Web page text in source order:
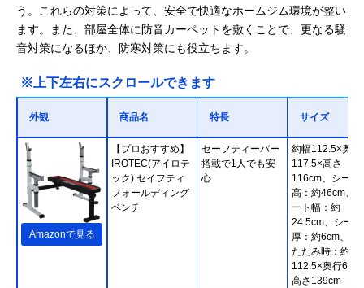
う。これらの対策によって、安全で快適なホームジム環境が整い
ます。また、部屋全体に防音カーペットを敷くことで、更なる騒
音対策になるほか、防寒対策にも役立ちます。
※上下左右にスクロールできます
外観 商品名 特長 サイズ
Amazonで見る
【プロおすすめ】
IROTEC(アイロテ
ック) セイフティ
フォールディング
ベンチ
セーフティーバー
搭載で1人でも安
心
約幅112.5×奥行
117.5×高さ
116cm、シート
高：約46cm、シ
ート幅：約
24.5cm、シート
厚：約6cm、折
たたみ時：約幅
112.5×奥行
高さ139cm